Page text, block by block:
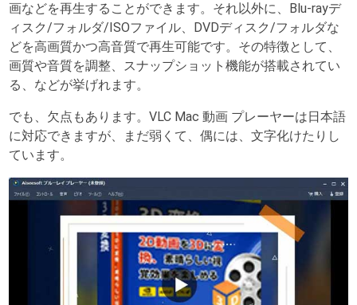
画などを再生することができます。それ以外に、Blu-rayデ
ィスク/フォルダ/ISOファイル、DVDディスク/フォルダな
どを高画質かつ高音質で再生可能です。その特徴として、
画質や音質を調整、スナップショット機能が搭載されてい
る、などが挙げれます。
でも、欠点もあります。VLC Mac 動画 プレーヤーは日本語
に対応できますが、まだ弱くて、偶には、文字化けたりし
ています。